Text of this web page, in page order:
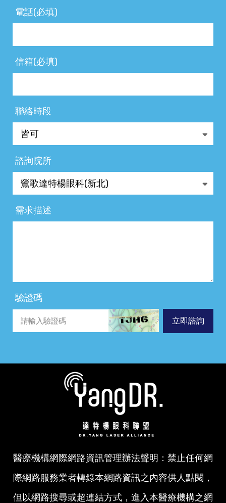
電話(必填)
信箱(必填)
聯絡時段
諮詢院所
需求描述
驗證碼
立即諮詢
醫療機構網際網路資訊管理辦法聲明：禁止任何網
際網路服務業者轉錄本網路資訊之內容供人點閱，
但以網路搜尋或超連結方式，進入本醫療機構之網